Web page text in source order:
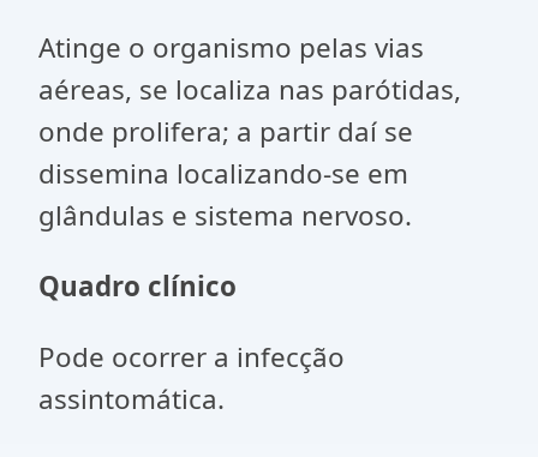
Atinge o organismo pelas vias
aéreas, se localiza nas parótidas,
onde prolifera; a partir daí se
dissemina localizando-se em
glândulas e sistema nervoso.
Quadro clínico
Pode ocorrer a infecção
assintomática.